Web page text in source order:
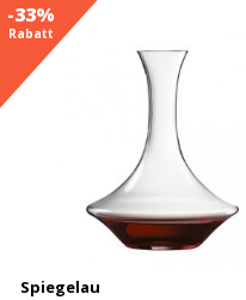
-33%
Rabatt
Spiegelau